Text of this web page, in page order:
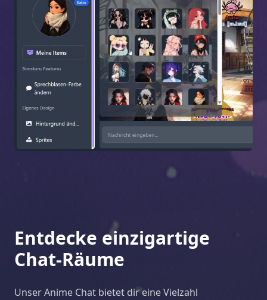
Entdecke einzigartige
Chat-Räume
Unser Anime Chat bietet dir eine Vielzahl